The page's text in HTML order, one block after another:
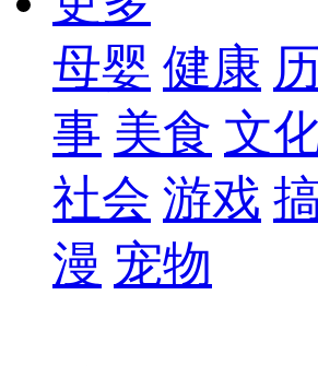
母婴 健康
事 美食 文
社会 游戏
漫 宠物